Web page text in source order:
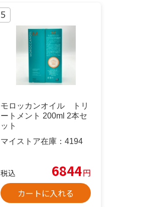
モロッカンオイル トリ
ートメント 200ml 2本セ
ット
マイストア在庫： 4194
税込 6844円
カートに入れる